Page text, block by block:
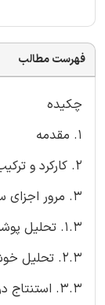
فهرست مطالب
چکیده
1. مقدمه
2. کارکرد و ترکیب DSS
3. مرور اجزای ساختاری DSS
1.3. تحلیل پوششی داده ها (DEA)
2.3. تحلیل خوشه ای (CA)
3.3. استنتاج درخت تصمیم (DT)